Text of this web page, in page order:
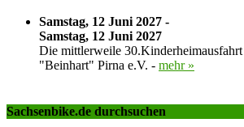
Samstag, 12 Juni 2027 -
Samstag, 12 Juni 2027
Die mittlerweile
"Beinhart" Pirna e.V. - mehr »
Sachsenbike.de durchsuchen